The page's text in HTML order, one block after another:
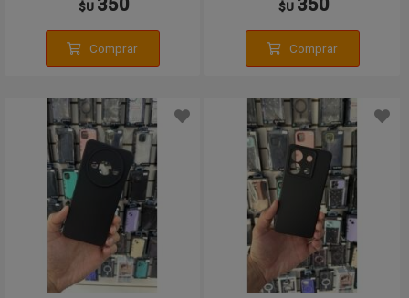
$U 350
Comprar
$U 350
Comprar